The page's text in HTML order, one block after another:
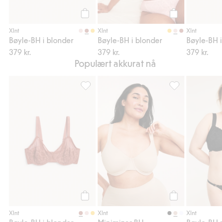
Xlnt
Bøyle-BH i blonder
379 kr.
Legg til
Xlnt
Bøyle-BH i blonder
379 kr.
Xlnt
Bøyle-BH
379 kr.
Populært akkurat nå
Legg til
Xlnt
Bøyle-BH i blonder, Legg til i favoriter
Xlnt Xlnt